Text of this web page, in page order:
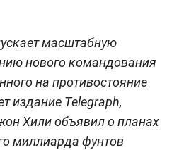
масштабную
нового командования
на противостояние
издание Telegraph,
Хили объявил о планах
миллиарда фунтов